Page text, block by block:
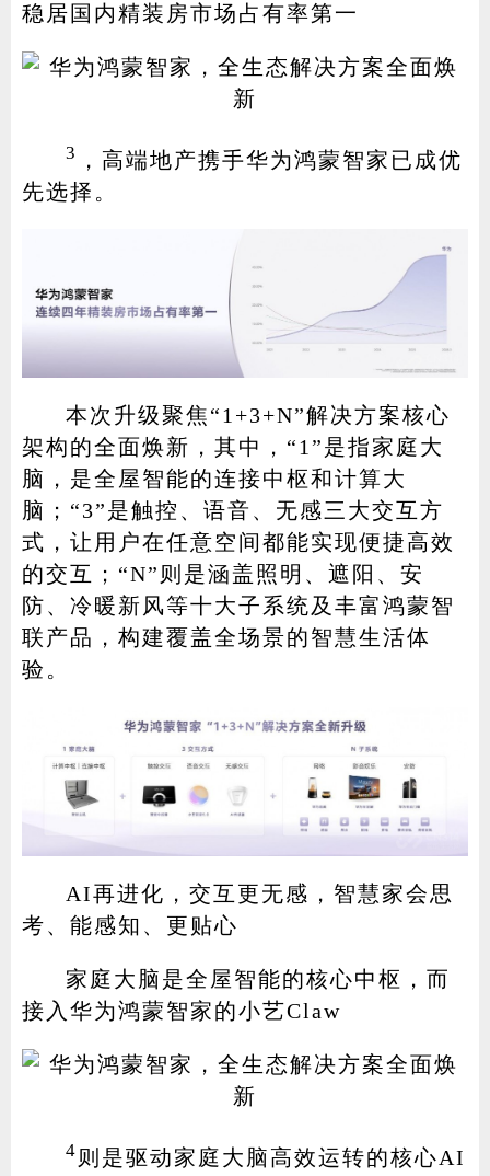
稳居国内精装房市场占有率第一
3
，高端地产携手华为鸿蒙智家已成优
先选择。
本次升级聚焦“1+3+N”解决方案核心
架构的全面焕新，其中，“1”是指家庭大
脑，是全屋智能的连接中枢和计算大
脑；“3”是触控、语音、无感三大交互方
式，让用户在任意空间都能实现便捷高效
的交互；“N”则是涵盖照明、遮阳、安
防、冷暖新风等十大子系统及丰富鸿蒙智
联产品，构建覆盖全场景的智慧生活体
验。
AI再进化，交互更无感，智慧家会思
考、能感知、更贴心
家庭大脑是全屋智能的核心中枢，而
接入华为鸿蒙智家的小艺Claw
4 则是驱动家庭大脑高效运转的核心AI